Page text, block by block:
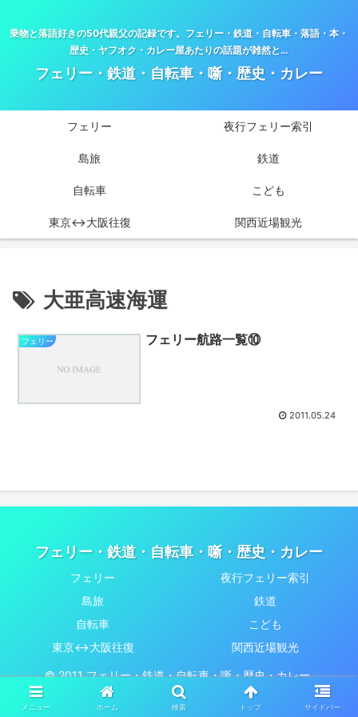
乗物と落語好きの50代親父の記録です。フェリー・鉄道・自転車・落語・本・
歴史・ヤフオク・カレー屋あたりの話題が雑然と…
フェリー・鉄道・自転車・噺・歴史・カレー
フェリー 夜行フェリー索引
島旅 鉄道
自転車 こども
東京↔大阪往復 関西近場観光
大亜高速海運
フェリー フェリー航路一覧⑩
2011.05.24
フェリー・鉄道・自転車・噺・歴史・カレー
フェリー
夜行フェリー索引
島旅
鉄道
自転車
こども
東京↔大阪往復
関西近場観光
© 2011 フェリー・鉄道・自転車・噺・歴史・カレー.
メニュー ホーム 検索 トップ サイドバー